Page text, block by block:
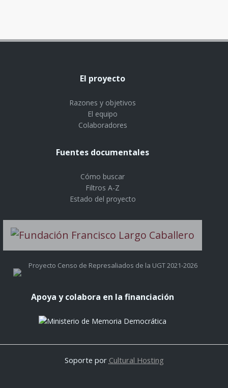
El proyecto
Razones y objetivos
El equipo
Colaboradores
Fuentes documentales
Cómo buscar
Filtros A-Z
Estado del proyecto
Proyecto Censo de Represaliados de la UGT 2021-2026
Apoya y colabora en la financiación
Soporte por Cultural Hosting